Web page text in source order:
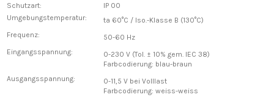
Schutzart:
IP 00
Umgebungstemperatur:
ta 60°C / Iso.-Klasse B (130°C)
Frequenz:
50-60 Hz
Eingangsspannung:
0-230 V (Tol. ± 10% gem. IEC 38)
Farbcodierung: blau-braun
Ausgangsspannung:
0-11,5 V bei Volllast
Farbcodierung: weiss-weiss